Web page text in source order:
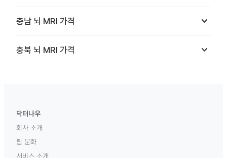
충남 뇌 MRI 가격 keyboard_arrow_down
충북 뇌 MRI 가격 keyboard_arrow_down
닥터나우
회사 소개
팀 문화
서비스 소개